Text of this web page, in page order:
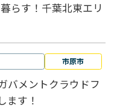
らす！千葉北東エリ
市原市
バメントクラウドフ
ます！